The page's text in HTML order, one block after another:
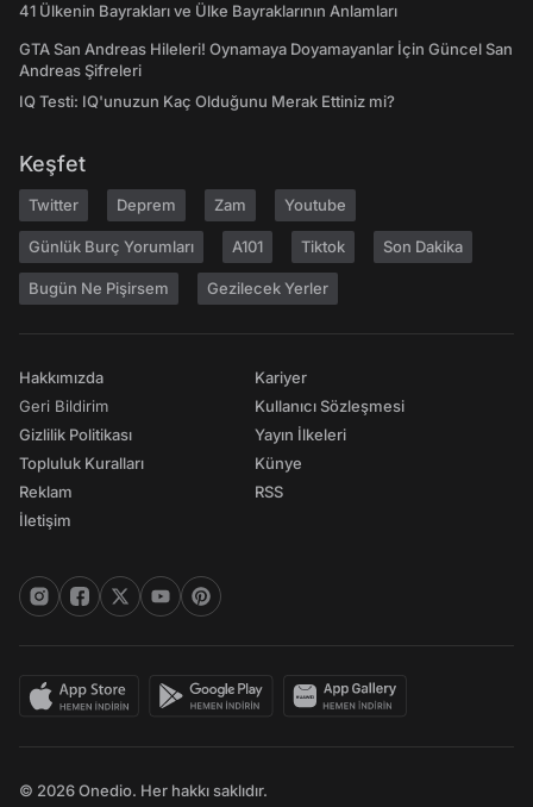
41 Ülkenin Bayrakları ve Ülke Bayraklarının Anlamları
GTA San Andreas Hileleri! Oynamaya Doyamayanlar İçin Güncel San
Andreas Şifreleri
IQ Testi: IQ'unuzun Kaç Olduğunu Merak Ettiniz mi?
Keşfet
Twitter Deprem Zam Youtube
Günlük Burç Yorumları A101 Tiktok Son Dakika
Bugün Ne Pişirsem Gezilecek Yerler
Hakkımızda
Geri Bildirim
Gizlilik Politikası
Topluluk Kuralları
Reklam
İletişim
Kariyer
Kullanıcı Sözleşmesi
Yayın İlkeleri
Künye
RSS
© 2026 Onedio. Her hakkı saklıdır.